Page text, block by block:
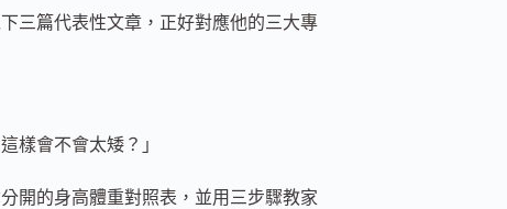
三篇代表性文章，正好對應他的三大專
樣會不會太矮？」
開的身高體重對照表，並用三步驟教家